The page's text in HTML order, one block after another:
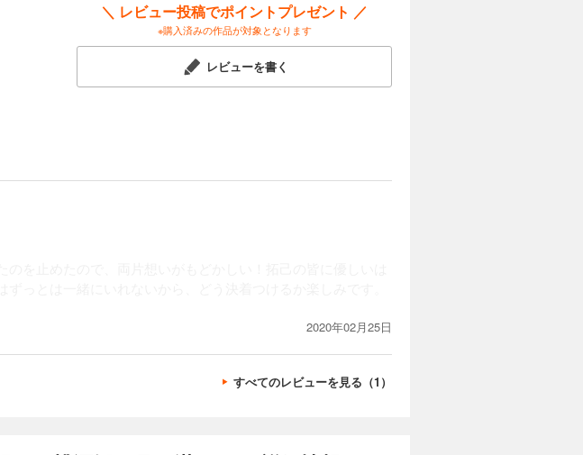
＼ レビュー投稿でポイントプレゼント ／
※購入済みの作品が対象となります
レビューを書く
2020年02月25日
すべてのレビューを見る（1）